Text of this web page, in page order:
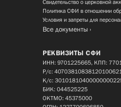
Свидетельство о церковной
Политика СФИ в отношении
Условия и запреты для
Все документы
РЕКВИЗИТЫ СФИ
ИНН: 9701225665, КПП:
Р/с:
К/с:
БИК: 044525225
ОКТМО: 45375000